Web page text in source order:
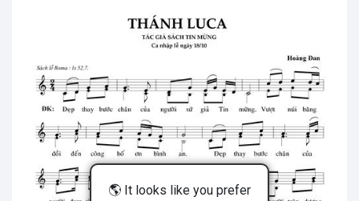
🌎 It looks like you prefer